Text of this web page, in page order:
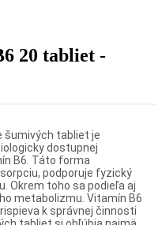
20 tabliet -
šumivých tabliet je
dostupnej
B6. Táto forma
podporuje fyzický
Okrem toho sa podieľa aj
metabolizmu. Vitamín B6
k správnej činnosti